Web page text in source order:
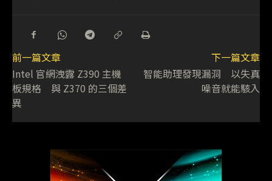
前一篇文章
Intel 官網洩露 Z390 主機
板規格 與 Z370 的三個差
異
下一篇文章
智能助理發現漏洞 以失真
噪音就能駭入